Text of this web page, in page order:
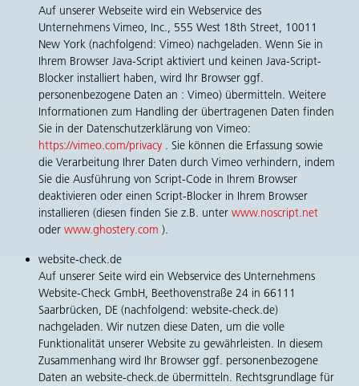
Auf unserer Webseite wird ein Webservice des
Unternehmens Vimeo, Inc., 555 West 18th Street, 10011
New York (nachfolgend: Vimeo) nachgeladen. Wenn Sie in
Ihrem Browser Java-Script aktiviert und keinen Java-Script-
Blocker installiert haben, wird Ihr Browser ggf.
personenbezogene Daten an : Vimeo) übermitteln. Weitere
Informationen zum Handling der übertragenen Daten finden
Sie in der Datenschutzerklärung von Vimeo:
https://vimeo.com/privacy . Sie können die Erfassung sowie
die Verarbeitung Ihrer Daten durch Vimeo verhindern, indem
Sie die Ausführung von Script-Code in Ihrem Browser
deaktivieren oder einen Script-Blocker in Ihrem Browser
installieren (diesen finden Sie z.B. unter www.noscript.net
oder www.ghostery.com ).
website-check.de
Auf unserer Seite wird ein Webservice des Unternehmens
Website-Check GmbH, Beethovenstraße 24 in 66111
Saarbrücken, DE (nachfolgend: website-check.de)
nachgeladen. Wir nutzen diese Daten, um die volle
Funktionalität unserer Website zu gewährleisten. In diesem
Zusammenhang wird Ihr Browser ggf. personenbezogene
Daten an website-check.de übermitteln. Rechtsgrundlage für